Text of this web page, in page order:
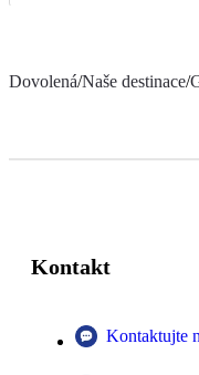
Dovolená/Naše destinace/
Kontakt
Kontaktujte